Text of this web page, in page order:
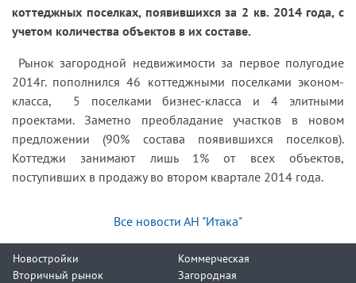
коттеджных поселках, появившихся за 2 кв. 2014 года, с
учетом количества объектов в их составе.
Рынок загородной недвижимости за первое полугодие
2014г. пополнился 46 коттеджными поселками эконом-
класса, 5 поселками бизнес-класса и 4 элитными
проектами. Заметно преобладание участков в новом
предложении (90% состава появившихся поселков).
Коттеджи занимают лишь 1% от всех объектов,
поступивших в продажу во втором квартале 2014 года.
Все новости АН "Итака"
Новостройки
Вторичный рынок
Коммерческая
Загородная